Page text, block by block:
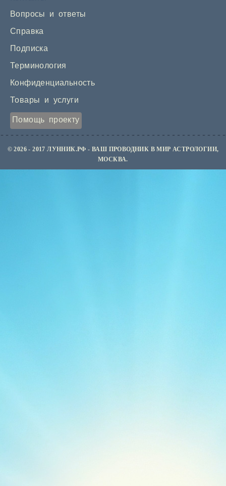
Вопросы и ответы
Справка
Подписка
Терминология
Конфиденциальность
Товары и услуги
Помощь проекту
© 2026 - 2017 ЛУННИК.РФ - ВАШ ПРОВОДНИК В МИР АСТРОЛОГИИ,
МОСКВА.